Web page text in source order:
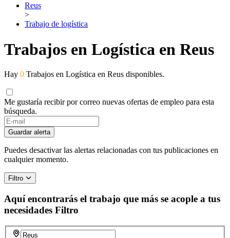
Reus
>
Trabajo de logística
Trabajos en Logística en Reus
Hay 0 Trabajos en Logística en Reus disponibles.
Me gustaría recibir por correo nuevas ofertas de empleo para esta
búsqueda.
Guardar alerta
Puedes desactivar las alertas relacionadas con tus publicaciones en
cualquier momento.
Filtro
Aquí encontrarás el trabajo que más se acople a tus
necesidades Filtro